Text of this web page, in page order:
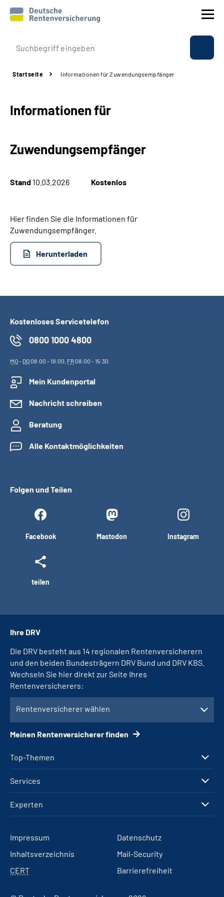
Prävention
Rente
Online-Services
Suche
Startseite Informationen für Zuwendungsempfänger
Informationen für
Zuwendungsempfänger
Stand 10.03.2026 Kostenlos
Hier finden Sie die Informationen für
Zuwendungsempfänger.
Herunterladen
Kostenloses Servicetelefon
0800 1000 4800
MO- DO08:00 - 19:00, FR08:00 - 15:30
Mein Kundenportal
Nachricht schreiben
Beratung
Alle Kontaktmöglichkeiten
Folgen und Teilen
Facebook Mastodon Instagram
teilen
Top-Themen
Services
Experten
Ihre DRV
Die DRV besteht aus 14 regionalen Rentenversicherern
und den beiden Bundesträgern DRV Bund und DRV KBS.
Wechseln Sie hier direkt zur Seite Ihres
Rentenversicherers:
Rentenversicherer wählen
Meinen Rentenversicherer finden
Impressum
Datenschutz
Inhaltsverzeichnis
Mail-Security
CERT
Barrierefreiheit